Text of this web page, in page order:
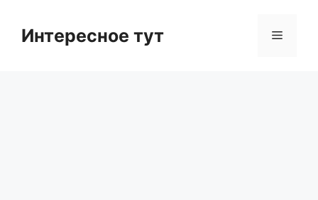
contentИнтересное тут Menu